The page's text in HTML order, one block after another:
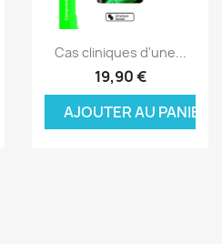
Aperçu rapide
Cas cliniques d'une...
19,90 €
AJOUTER AU PANIER